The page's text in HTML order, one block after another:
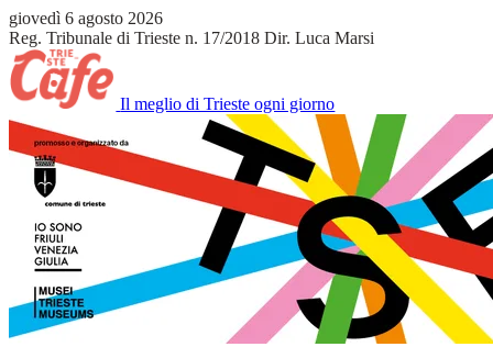
giovedì 6 agosto 2026
Reg. Tribunale di Trieste n. 17/2018 Dir. Luca Marsi
Il meglio di Trieste ogni giorno